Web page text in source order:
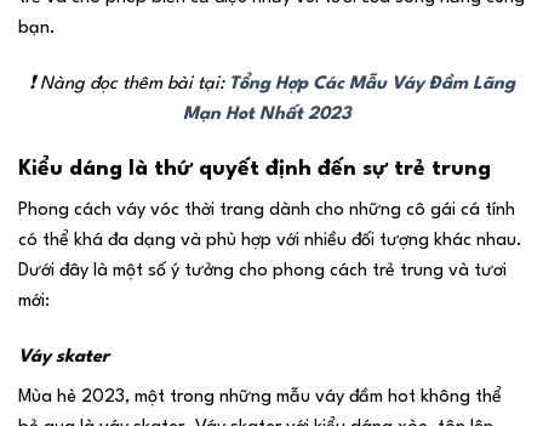
bạn.
❗ Nàng đọc thêm bài tại: Tổng Hợp Các Mẫu Váy Đầm Lãng
Mạn Hot Nhất 2023
Kiểu dáng là thứ quyết định đến sự trẻ trung
Phong cách váy vóc thời trang dành cho những cô gái cá tính
có thể khá đa dạng và phù hợp với nhiều đối tượng khác nhau.
Dưới đây là một số ý tưởng cho phong cách trẻ trung và tươi
mới:
Váy skater
Mùa hè 2023, một trong những mẫu váy đầm hot không thể